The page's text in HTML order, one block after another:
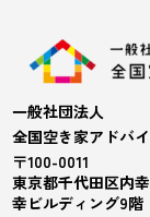
一般社団法人
全国空き家アドバ
〒100-0011
東京都千代田区内
幸ビルディング9階